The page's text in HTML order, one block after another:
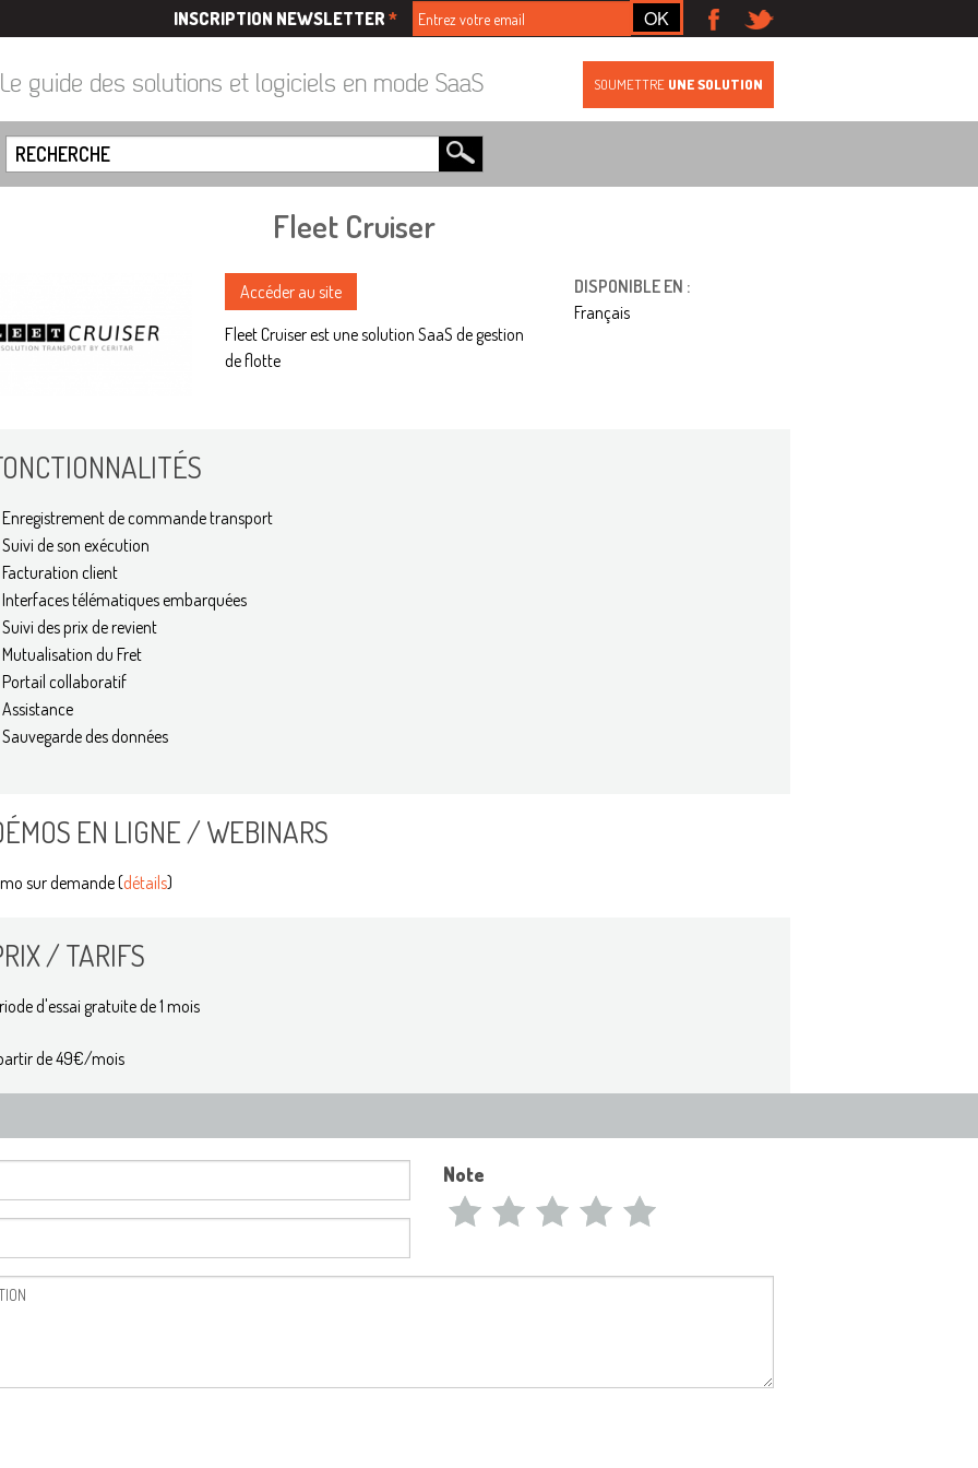
INSCRIPTION NEWSLETTER*
Le guide des solutions et logiciels en mode SaaS SOUMETTRE UNE SOLUTION
Fleet Cruiser
Accéder au site
Fleet Cruiser est une solution SaaS de gestion
de flotte
DISPONIBLE EN :
Français
Enregistrement de commande transport
Suivi de son exécution
Facturation client
Interfaces télématiques embarquées
Suivi des prix de revient
Mutualisation du Fret
Portail collaboratif
Assistance
Sauvegarde des données
EN LIGNE / WEBINARS
sur demande (détails)
/ TARIFS
d'essai gratuite de 1 mois
de 49€/mois
Note